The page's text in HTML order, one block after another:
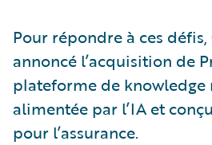
Pour répondre à ces
annoncé l’acquisition de
plateforme de knowledge
alimentée par l’IA et
pour l’assurance.